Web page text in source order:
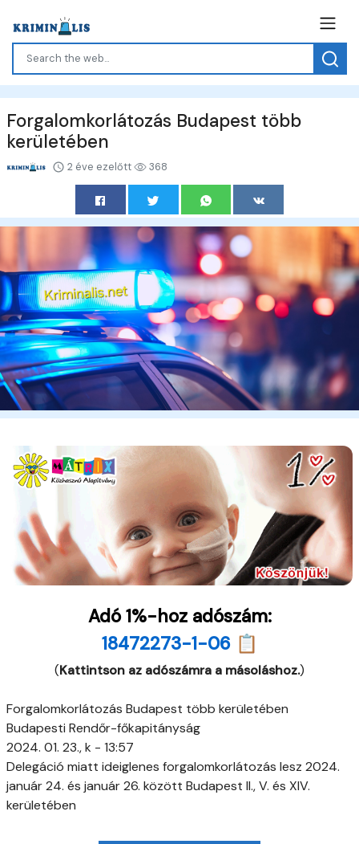
Forgalomkorlátozás Budapest több
kerületében
2 éve ezelőtt 368
Adó 1%-hoz adószám:
18472273-1-06 📋
(Kattintson az adószámra a másoláshoz.)
Forgalomkorlátozás Budapest több kerületében
Budapesti Rendőr-főkapitányság
2024. 01. 23., k - 13:57
Delegáció miatt ideiglenes forgalomkorlátozás lesz 2024.
január 24. és január 26. között Budapest II., V. és XIV.
kerületében